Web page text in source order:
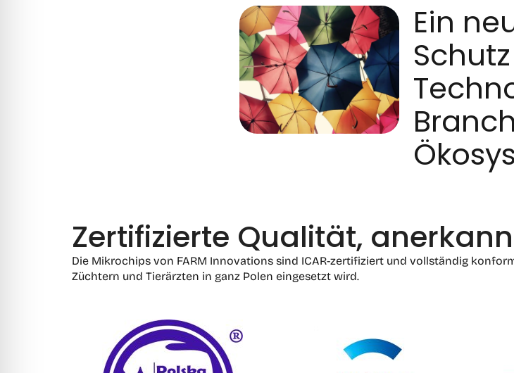
Ein
Zertifizierte Qualität,
Die Mikrochips von FARM Innovations sind ICAR-zertifiziert und vollständig
Züchtern und Tierärzten in ganz Polen eingesetzt wird.